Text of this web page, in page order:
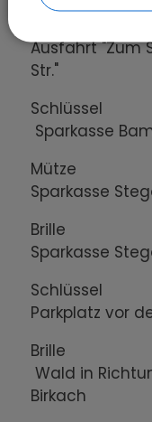
Ausfahrt "Zum
Str."
Sparkasse
Sparkasse
Sparkasse
Parkplatz vor
Wald in